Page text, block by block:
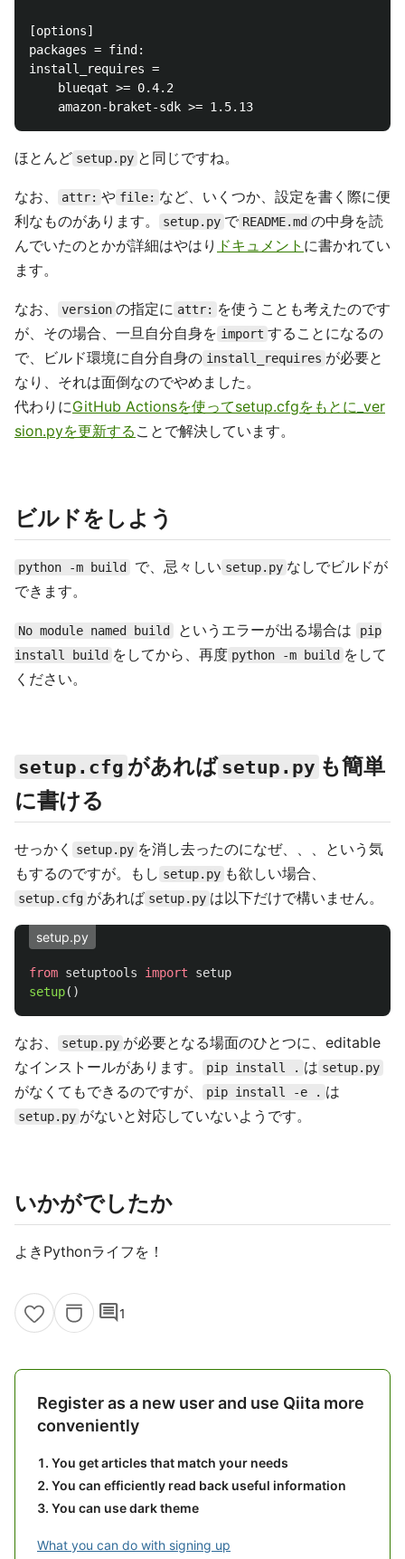
[options]
packages = find:
install_requires =
    blueqat >= 0.4.2
ほとんど setup.py と同じですね。
なお、 attr: や file: など、いくつか、設定を書く際に便
利なものがあります。
setup.py で README.md の中身を読
んでいたのとかが詳細はやはり ドキュメント に書かれてい
ます。
なお、 version の指定に attr: を使うことも考えたのです
が、その場合、一旦自分自身を import することになるの
で、ビルド環境に自分自身の install_requires が必要と
なり、それは面倒なのでやめました。
代わりにGitHub Actionsを使ってsetup.cfgをもとに_ver
sion.pyを更新する ことで解決しています。
ビルドをしよう
python -m build で、忌々しい setup.py なしでビルドが
できます。
No module named build というエラーが出る場合は
pip
install build をしてから、再度 python -m build をして
ください。
setup.cfg があれば setup.py も簡単
に書ける
せっかく setup.py を消し去ったのになぜ、、、という気
もするのですが。もし setup.py も欲しい場合、
setup.cfg があれば setup.py は以下だけで構いません。
setup.py
from setuptools import
setup
setup()
なお、 setup.py が必要となる場面のひとつに、editable
なインストールがあります。
pip install . は setup.py
がなくてもできるのですが、 pip install -e . は
setup.py がないと対応していないようです。
いかがでしたか
よきPythonライフを！
comment1
Register as a new user and use Qiita more
conveniently
You get articles that match your needs
You can efficiently read back useful information
You can use dark theme
What you can do with signing up